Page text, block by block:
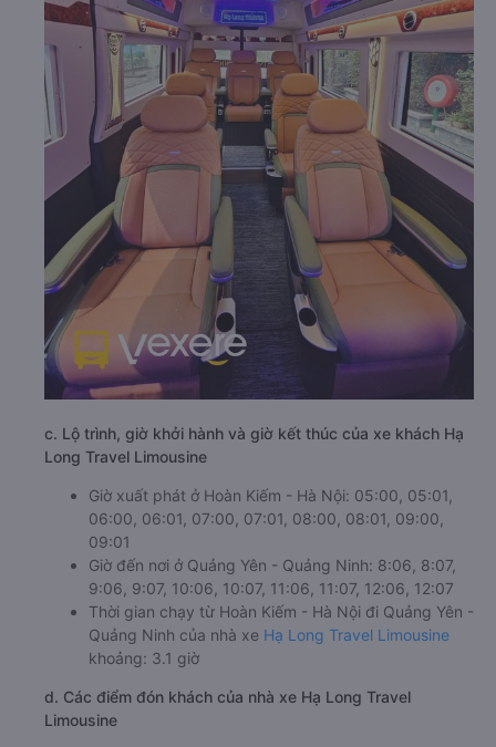
c. Lộ trình, giờ khởi hành và giờ kết thúc của xe khách Hạ
Long Travel Limousine
Giờ xuất phát ở Hoàn Kiếm - Hà Nội: 05:00, 05:01,
06:00, 06:01, 07:00, 07:01, 08:00, 08:01, 09:00,
09:01
Giờ đến nơi ở Quảng Yên - Quảng Ninh: 8:06, 8:07,
9:06, 9:07, 10:06, 10:07, 11:06, 11:07, 12:06, 12:07
Thời gian chạy từ Hoàn Kiếm - Hà Nội đi Quảng Yên -
Quảng Ninh của nhà xe Hạ Long Travel Limousine
khoảng: 3.1 giờ
d. Các điểm đón khách của nhà xe Hạ Long Travel
Limousine